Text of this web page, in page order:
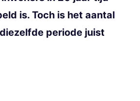
is. Toch is het aantal
periode juist